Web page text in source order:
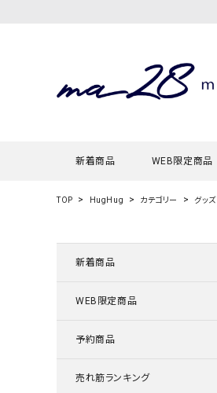
新着商品 WEB限定商品
TOP HugHug カテゴリー グッズ
新着商品
WEB限定商品
予約商品
売れ筋ランキング